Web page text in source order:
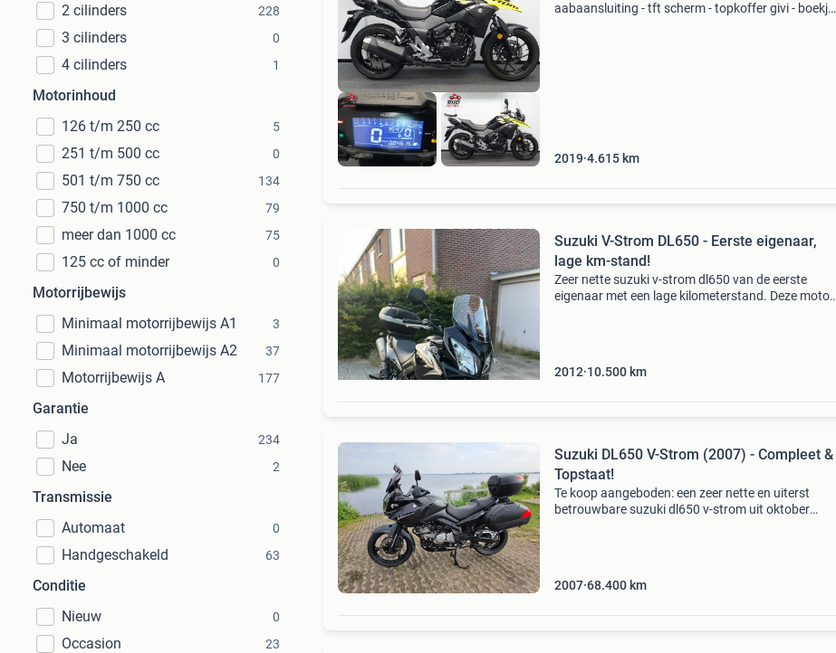
2 cilinders 228
3 cilinders 0
4 cilinders 1
Motorinhoud
126 t/m 250 cc
5
251 t/m 500 cc 0
501 t/m 750 cc 134
750 t/m 1000 cc 79
meer dan 1000 cc 75
125 cc of minder 0
Motorrijbewijs
Minimaal motorrijbewijs A1
3
Minimaal motorrijbewijs A2 37
Motorrijbewijs A 177
Garantie
Ja
234
Nee 2
Transmissie
Automaat
0
Handgeschakeld 63
Conditie
Nieuw
0
Occasion 23
aabaansluiting - tft scherm - topkoffer givi - boekjes
2019 4.615 km
Suzuki V-Strom DL650 - Eerste eigenaar,
lage km-stand!
Zeer nette suzuki v-strom dl650 van de eerste
eigenaar met een lage kilometerstand. Deze motor
2012 10.500 km
Suzuki DL650 V-Strom (2007) - Compleet &
Topstaat!
Te koop aangeboden: een zeer nette en uiterst
betrouwbare suzuki dl650 v-strom uit oktober
2007 68.400 km